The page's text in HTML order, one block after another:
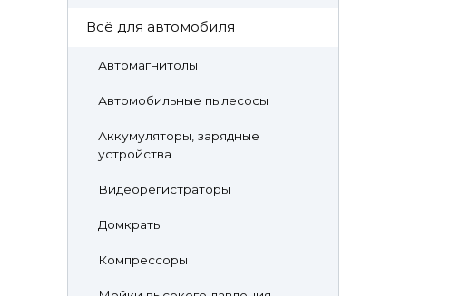
Всё для автомобиля
Автомагнитолы
Автомобильные пылесосы
Аккумуляторы, зарядные
устройства
Видеорегистраторы
Домкраты
Компрессоры